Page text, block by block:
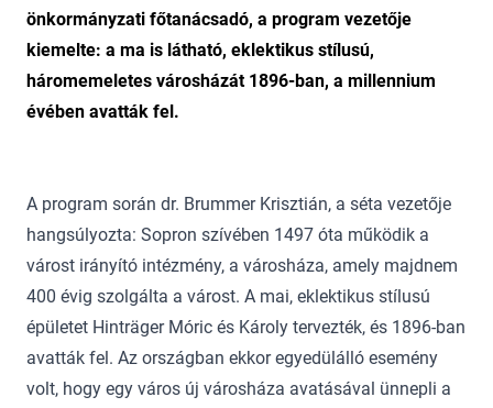
önkormányzati főtanácsadó, a program vezetője
kiemelte: a ma is látható, eklektikus stílusú,
háromemeletes városházát 1896-ban, a millennium
évében avatták fel.
A program során dr. Brummer Krisztián, a séta vezetője
hangsúlyozta: Sopron szívében 1497 óta működik a
várost irányító intézmény, a városháza, amely majdnem
400 évig szolgálta a várost. A mai, eklektikus stílusú
épületet Hinträger Móric és Károly tervezték, és 1896-ban
avatták fel. Az országban ekkor egyedülálló esemény
volt, hogy egy város új városháza avatásával ünnepli a